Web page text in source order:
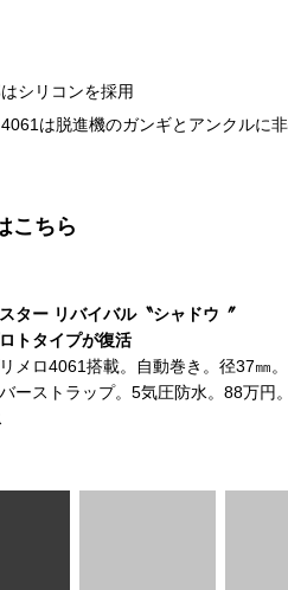
シリコンを採用
は脱進機のガンギとアンクルに
こちら
ター リバイバル〝シャドウ〞
トタイプが復活
メロ4061搭載。自動巻き。径37㎜
ーストラップ。5気圧防水。88万円。